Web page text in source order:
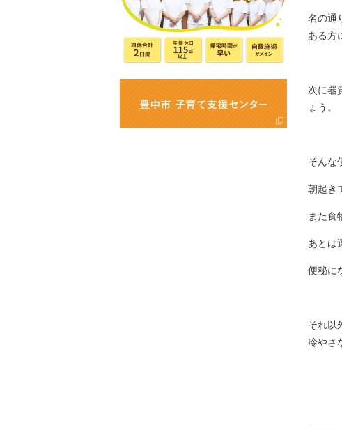
名の通
ある方
次に器
ょう。
そんな
朝起き
また食
あとは
便秘に
それ以
冷やさ